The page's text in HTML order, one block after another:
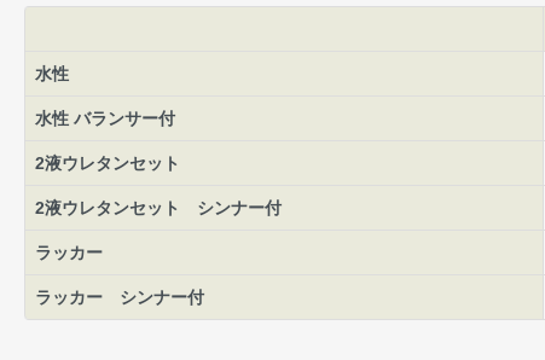
水性
水性 バランサー付
2液ウレタンセット
2液ウレタンセット シンナー付
ラッカー
ラッカー シンナー付